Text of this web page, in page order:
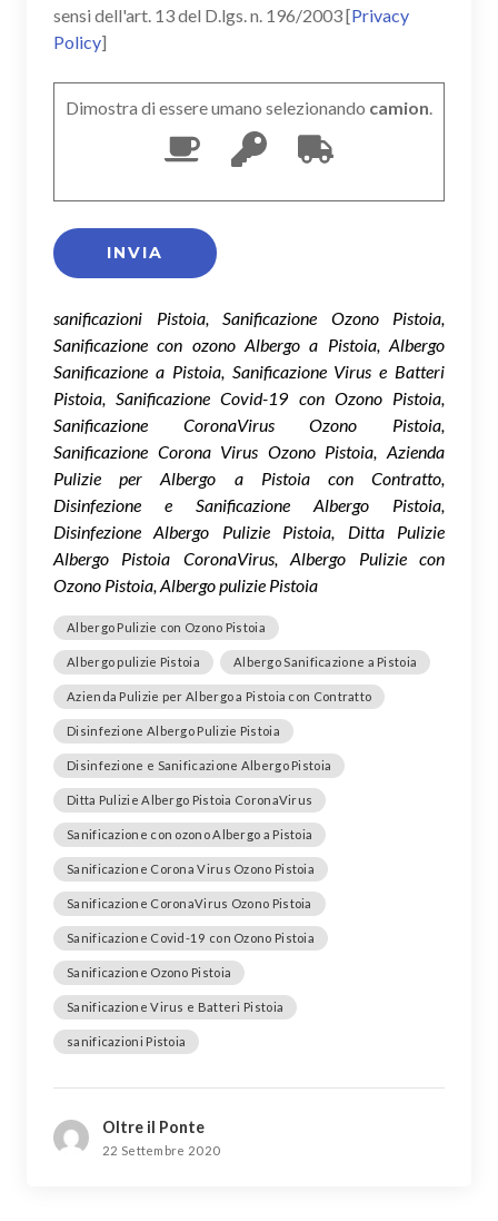
sensi dell'art. 13 del D.lgs. n. 196/2003 [Privacy
Policy]
Dimostra di essere umano selezionando camion.
sanificazioni Pistoia, Sanificazione Ozono Pistoia,
Sanificazione con ozono Albergo a Pistoia, Albergo
Sanificazione a Pistoia, Sanificazione Virus e Batteri
Pistoia, Sanificazione Covid-19 con Ozono Pistoia,
Sanificazione CoronaVirus Ozono Pistoia,
Sanificazione Corona Virus Ozono Pistoia, Azienda
Pulizie per Albergo a Pistoia con Contratto,
Disinfezione e Sanificazione Albergo Pistoia,
Disinfezione Albergo Pulizie Pistoia, Ditta Pulizie
Albergo Pistoia CoronaVirus, Albergo Pulizie con
Ozono Pistoia, Albergo pulizie Pistoia
Albergo Pulizie con Ozono Pistoia
Albergo pulizie Pistoia Albergo Sanificazione a Pistoia
Azienda Pulizie per Albergo a Pistoia con Contratto
Disinfezione Albergo Pulizie Pistoia
Disinfezione e Sanificazione Albergo Pistoia
Ditta Pulizie Albergo Pistoia CoronaVirus
Sanificazione con ozono Albergo a Pistoia
Sanificazione Corona Virus Ozono Pistoia
Sanificazione CoronaVirus Ozono Pistoia
Sanificazione Covid-19 con Ozono Pistoia
Sanificazione Ozono Pistoia
Sanificazione Virus e Batteri Pistoia
sanificazioni Pistoia
Oltre il Ponte
22 Settembre 2020